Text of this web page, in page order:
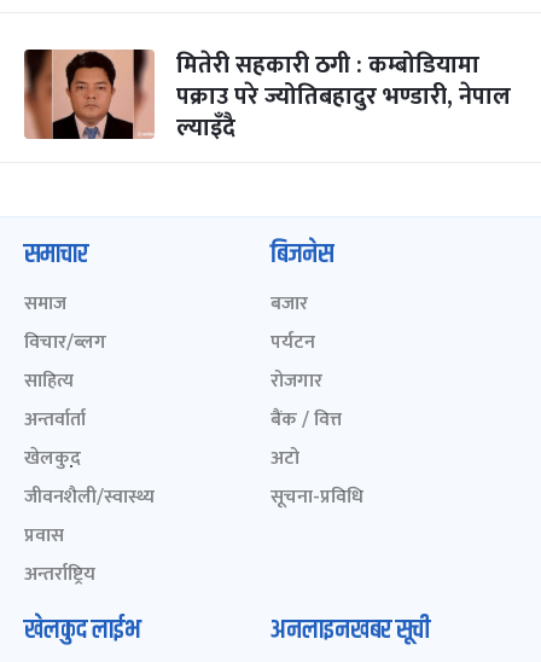
मितेरी सहकारी ठगी : कम्बोडियामा
पक्राउ परे ज्योतिबहादुर भण्डारी, नेपाल
ल्याइँदै
समाचार
समाज
विचार/ब्लग
साहित्य
अन्तर्वार्ता
खेलकुद़़
जीवनशैली/स्वास्थ्य
प्रवास
अन्तर्राष्ट्रिय
बिजनेस
बजार
पर्यटन
रोजगार
बैंक / वित्त
अटो
सूचना-प्रविधि
खेलकुद लाईभ अनलाइनखबर सूची